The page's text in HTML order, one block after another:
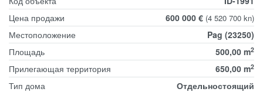
Цена продажи
600 000 € (4 520 700 kn)
Местоположение
Pag (23250)
Площадь
500,00 m2
Прилегающая территория 650,00 m2
Тип дома
Отдельностоящий